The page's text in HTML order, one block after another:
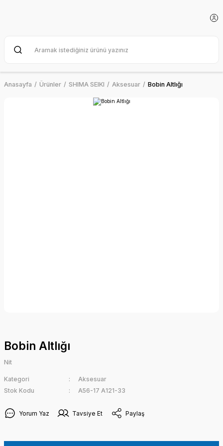
Anasayfa Ürünler SHIMA SEIKI Aksesuar Bobin Altlığı
Bobin Altlığı
Nit
Kategori
Aksesuar
Stok Kodu
A56-17 A121-33
Yorum Yaz Tavsiye Et Paylaş